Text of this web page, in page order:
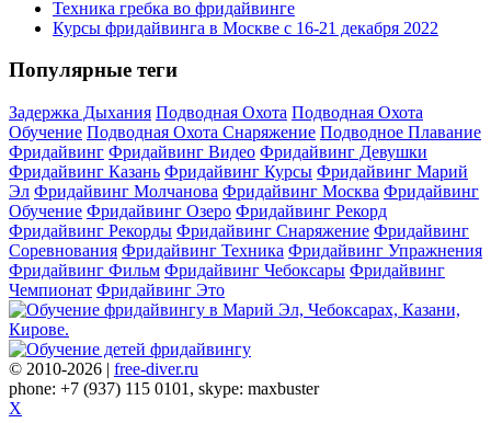
Техника гребка во фридайвинге
Курсы фридайвинга в Москве с 16-21 декабря 2022
Популярные теги
Задержка Дыхания Подводная Охота Подводная Охота
Обучение Подводная Охота Снаряжение Подводное Плавание
Фридайвинг Фридайвинг Видео Фридайвинг Девушки
Фридайвинг Казань Фридайвинг Курсы Фридайвинг Марий
Эл Фридайвинг Молчанова Фридайвинг Москва Фридайвинг
Обучение Фридайвинг Озеро Фридайвинг Рекорд
Фридайвинг Рекорды Фридайвинг Снаряжение Фридайвинг
Соревнования Фридайвинг Техника Фридайвинг Упражнения
Фридайвинг Фильм Фридайвинг Чебоксары Фридайвинг
Чемпионат Фридайвинг Это
© 2010-2026 | free-diver.ru
phone: +7 (937) 115 0101, skype: maxbuster
X